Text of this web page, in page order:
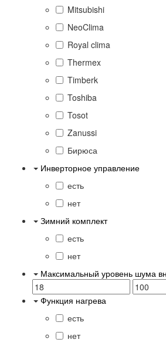
Mitsubishi
NeoClima
Royal clima
Thermex
Timberk
Toshiba
Tosot
Zanussi
Бирюса
Инверторное управление
есть
нет
Зимний комплект
есть
нет
Максимальный уровень шума
Функция нагрева
есть
нет